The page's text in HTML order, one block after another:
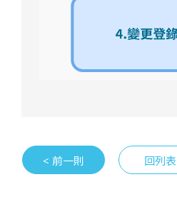
< 前一則 回列表